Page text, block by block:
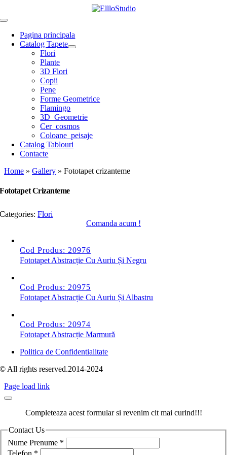
to
Toggle
NavigationPagina principala
Catalog Tapete
Flori
Plante
3D Flori
Copii
Pene
Forme Geometrice
Flamingo
3D_Geometrie
Cer_cosmos
Coloane_peisaje
Catalog Tablouri
Contacte
Home » Gallery » Fototapet crizanteme
Fototapet Crizanteme
Categories:Flori
Comanda acum !
Cod Produs: 20976
Fototapet Abstracție Cu Auriu Și Negru
Cod Produs: 20975
Fototapet Abstracție Cu Auriu Și Albastru
Cod Produs: 20974
Fototapet Abstracție Marmură
Politica de Confidentialitate
© All rights reserved.2014-2024
Page load link
Completeaza acest formular si revenim cit mai curind!!!
Contact Us
Nume Prenume *
Telefon *